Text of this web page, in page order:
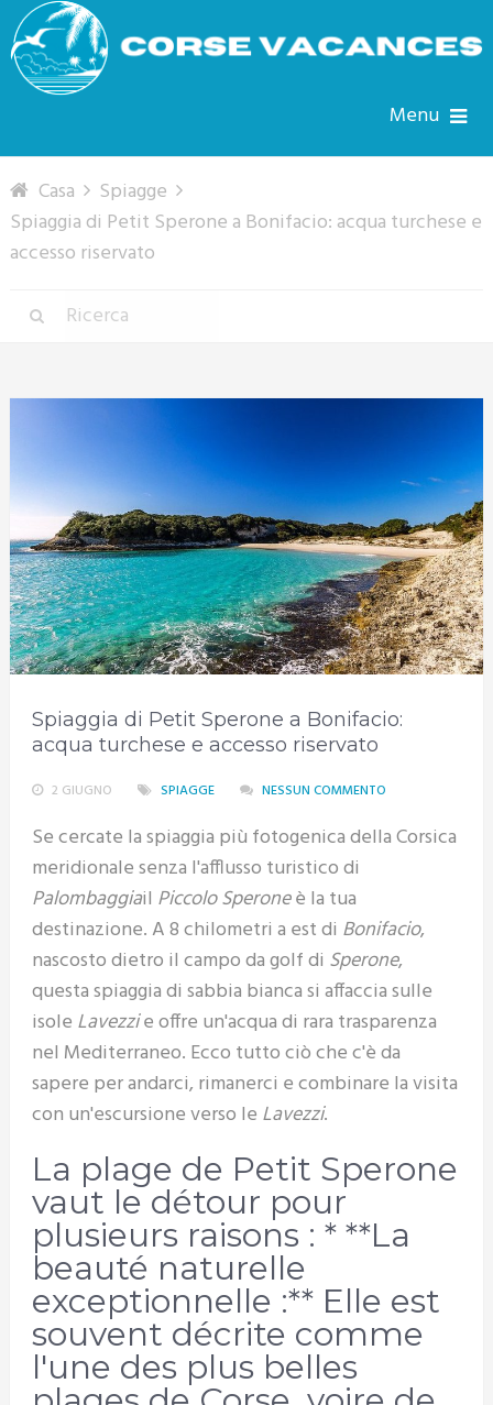
Menu
Casa
Spiagge
Spiaggia di Petit Sperone a Bonifacio: acqua turchese e
accesso riservato
Spiaggia di Petit Sperone a Bonifacio:
acqua turchese e accesso riservato
2 GIUGNO SPIAGGE NESSUN COMMENTO
Se cercate la spiaggia più fotogenica della Corsica
meridionale senza l'afflusso turistico di
Palombaggiail Piccolo Speroneè la tua
destinazione. A 8 chilometri a est di Bonifacio,
nascosto dietro il campo da golf di Sperone,
questa spiaggia di sabbia bianca si affaccia sulle
isole Lavezzie offre un'acqua di rara trasparenza
nel Mediterraneo. Ecco tutto ciò che c'è da
sapere per andarci, rimanerci e combinare la visita
con un'escursione verso le Lavezzi.
La plage de Petit Sperone
vaut le détour pour
plusieurs raisons : * **La
beauté naturelle
exceptionnelle :** Elle est
souvent décrite comme
l'une des plus belles